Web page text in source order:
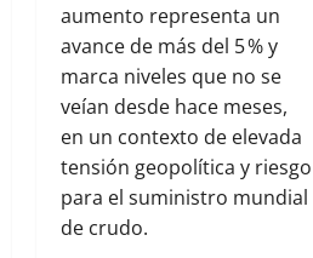
aumento representa un
avance de más del 5 % y
marca niveles que no se
veían desde hace meses,
en un contexto de elevada
tensión geopolítica y riesgo
para el suministro mundial
de crudo.